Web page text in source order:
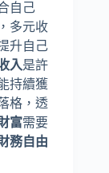
自己
多元收
升自己
入是許
持續獲
格，透
富需要
務自由